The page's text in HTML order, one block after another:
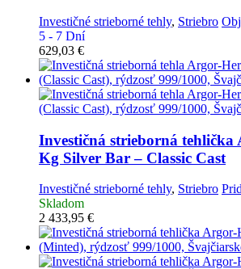
Investičné strieborné tehly, Striebro
5 - 7 Dní
629,03 €
Investičná strieborná tehlička
Kg Silver Bar – Classic Cast
Investičné strieborné tehly, Striebro
Skladom
2 433,95 €